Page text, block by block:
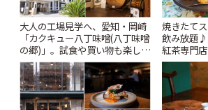
大人の工場見学へ、愛知・岡崎
「カクキュー八丁味噌(八丁味噌
の郷)」。試食や買い物も楽しみ
♪ | ことりっぷ
焼きたて
飲み放題♪
紅茶専門
「
時間 | こ